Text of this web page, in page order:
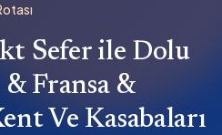
Sefer ile Dolu
Fransa &
Ve Kasabaları